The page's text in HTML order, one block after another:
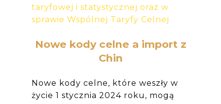
taryfowej i statystycznej oraz w
sprawie Wspólnej Taryfy Celnej
Nowe kody celne a import z
Chin
Nowe kody celne, które weszły w
życie 1 stycznia 2024 roku, mogą